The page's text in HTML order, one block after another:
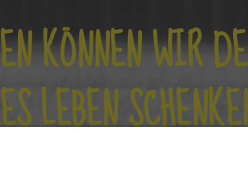
KÖNNEN WIR
LEBEN